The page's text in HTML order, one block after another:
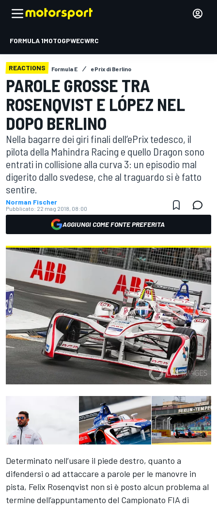
FORMULA 1MOTOGPWECWRC
REACTIONS Formula E ePrix di Berlino
PAROLE GROSSE TRA
ROSENQVIST E LÓPEZ NEL
DOPO BERLINO
Nella bagarre dei giri finali dell’ePrix tedesco, il
pilota della Mahindra Racing e quello Dragon sono
entrati in collisione alla curva 3: un episodio mal
digerito dallo svedese, che al traguardo si è fatto
sentire.
Norman Fischer
Pubblicato: 22 mag 2018, 08:00
AGGIUNGI COME FONTE PREFERITA
Determinato nell’usare il piede destro, quanto a
difendersi o ad attaccare a parole per le manovre in
pista, Felix Rosenqvist non si è posto alcun problema al
termine dell’appuntamento del Campionato FIA di